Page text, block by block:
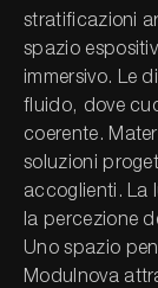
Sales
Cerca nel sito...
stratificazioni
spazio
immersivo. Le
fluido, dove
coerente.
soluzioni
accoglienti. La
la percezione
Uno spazio
Modulnova